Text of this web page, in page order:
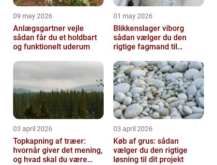
09 may 2026
Anlægsgartner vejle
sådan får du et holdbart
og funktionelt uderum
01 may 2026
Blikkenslager viborg
sådan vælger du den
rigtige fagmand til
03 april 2026
Topkapning af træer:
hvornår giver det mening,
og hvad skal du være
03 april 2026
Køb af grus: sådan
vælger du den rigtige
løsning til dit projekt